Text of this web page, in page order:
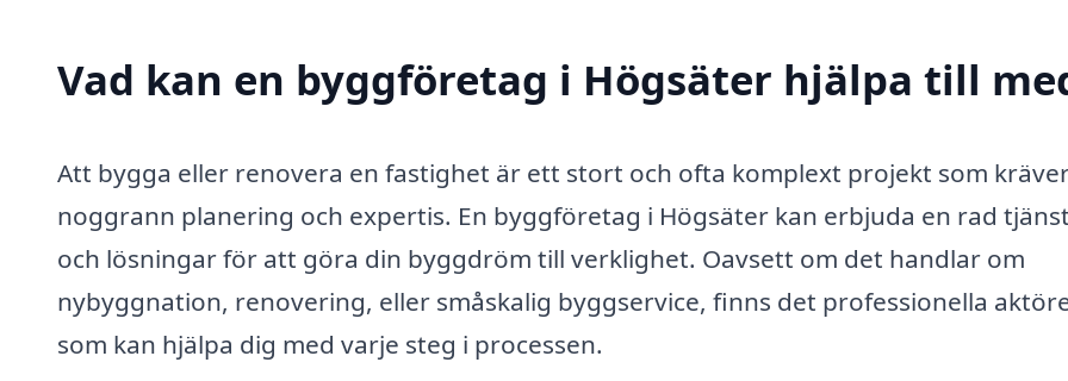
Vad kan en byggföretag i Högsäter hjälpa till
Att bygga eller renovera en fastighet är ett stort och ofta komplext projekt som
noggrann planering och expertis. En byggföretag i Högsäter kan erbjuda en rad
och lösningar för att göra din byggdröm till verklighet. Oavsett om det handlar om
nybyggnation, renovering, eller småskalig byggservice, finns det professionella
som kan hjälpa dig med varje steg i processen.